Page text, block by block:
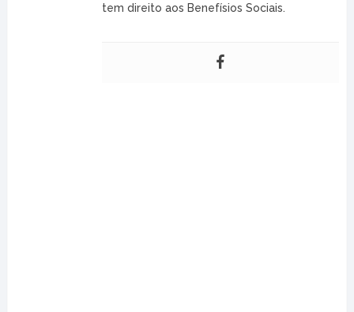
tem direito aos Benefísios Sociais.